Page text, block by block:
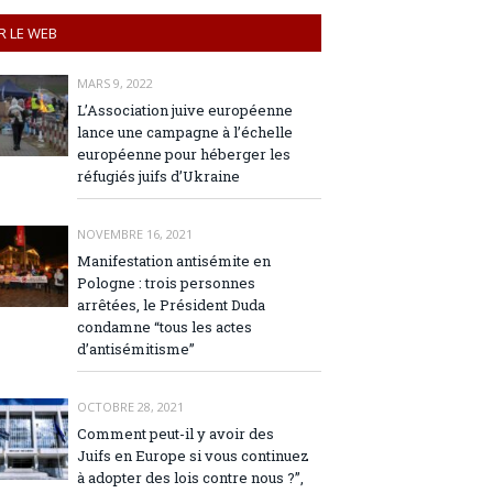
LE WEB
MARS 9, 2022
L’Association juive européenne
lance une campagne à l’échelle
européenne pour héberger les
réfugiés juifs d’Ukraine
NOVEMBRE 16, 2021
Manifestation antisémite en
Pologne : trois personnes
arrêtées, le Président Duda
condamne “tous les actes
d’antisémitisme”
OCTOBRE 28, 2021
Comment peut-il y avoir des
Juifs en Europe si vous continuez
à adopter des lois contre nous ?”,